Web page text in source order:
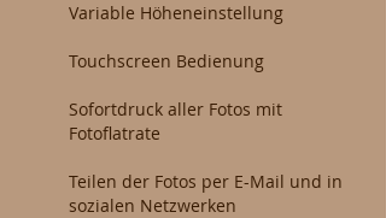
Variable Höheneinstellung
Touchscreen Bedienung
Sofortdruck aller Fotos mit
Fotoflatrate
Teilen der Fotos per E-Mail und in
sozialen Netzwerken